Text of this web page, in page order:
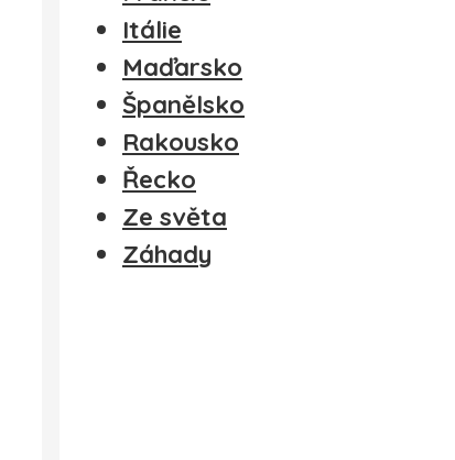
Itálie
Maďarsko
Španělsko
Rakousko
Řecko
Ze světa
Záhady